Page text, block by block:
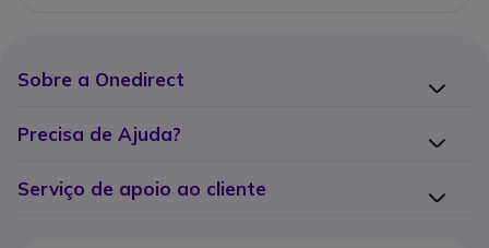
Sobre a Onedirect
Precisa de Ajuda?
Serviço de apoio ao cliente